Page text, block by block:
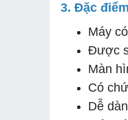
3. Đặc
Máy
Được
Màn
Có
Dễ